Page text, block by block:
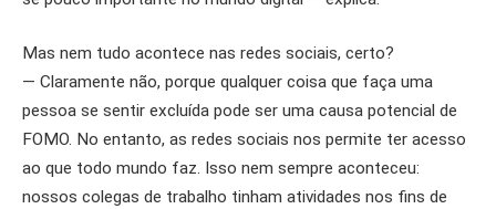
Mas nem tudo acontece nas redes sociais, certo?
— Claramente não, porque qualquer coisa que faça uma
pessoa se sentir excluída pode ser uma causa potencial de
FOMO. No entanto, as redes sociais nos permite ter acesso
ao que todo mundo faz. Isso nem sempre aconteceu:
nossos colegas de trabalho tinham atividades nos fins de